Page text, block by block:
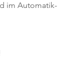
im Automatik-